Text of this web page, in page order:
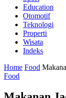
Education
Otomotif
Teknologi
Properti
Wisata
Indeks
Home Food
Food